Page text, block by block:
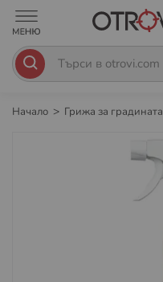
Начало Грижа за градината